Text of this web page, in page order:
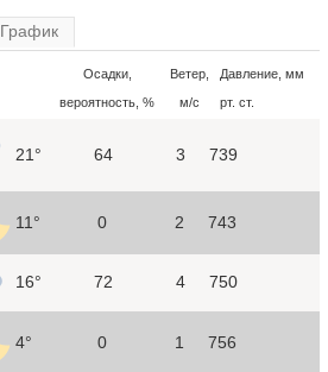
График
Осадки,
вероятность, %
Ветер,
м/с
Давление, мм
рт. ст.
21° 64 3 739
11° 0 2 743
16° 72 4 750
4° 0 1 756